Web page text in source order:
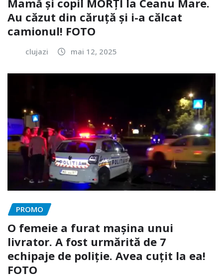
Au căzut din căruță și i-a călcat
camionul! FOTO
clujazi mai 12, 2025
PROMO
O femeie a furat mașina unui
livrator. A fost urmărită de 7
echipaje de poliție. Avea cuțit la ea!
FOTO